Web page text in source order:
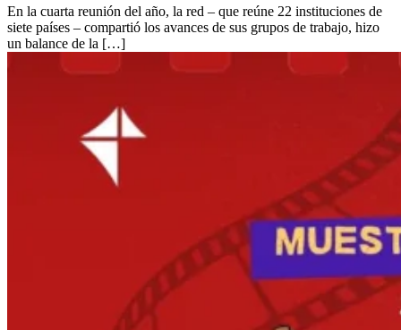
En la cuarta reunión del año, la red – que reúne 22 instituciones de
siete países – compartió los avances de sus grupos de trabajo, hizo
un balance de la […]